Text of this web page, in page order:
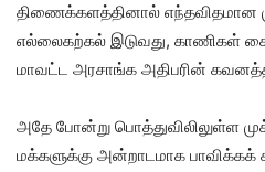
திணைக்களத்தினால் எந்தவிதமான
எல்லைகற்கல் இடுவது, காணிகள்
மாவட்ட அரசாங்க அதிபரின்
அதே போன்று பொத்துவிலிலுள்ள
மக்களுக்கு அன்றாடமாக பாவிக்கக்